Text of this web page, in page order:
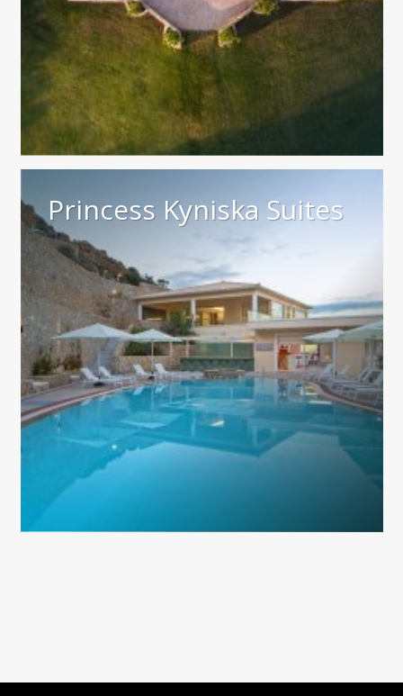
Princess Kyniska Suites